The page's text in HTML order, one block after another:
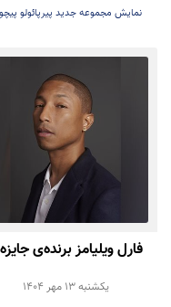
نمایش مجموعه جدید پیرپائولو
فارل ویلیامز برنده‌ی
یک عمر دستاورد هنری
يكشنبه 13 مهر 1404